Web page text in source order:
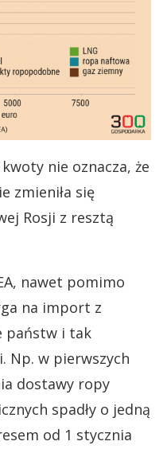
nie oznacza, że
zmieniła się
Rosji z resztą
nawet pomimo
na import z
państw i tak
Np. w pierwszych
dostawy ropy
spadły o jedną
od 1 stycznia